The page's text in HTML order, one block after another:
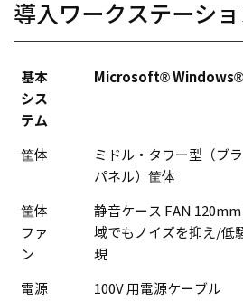
導入ワークステーシ
基本
シス
テム
Microsoft®
筐体
ミドル・タワー型（ブ
パネル）筐体
筐体
ファ
ン
静音ケース FAN
域でもノイズを抑え/低
現
電源
100V 用電源ケーブル